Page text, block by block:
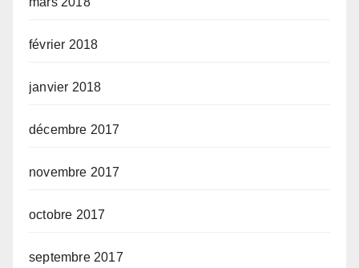
février 2018
janvier 2018
décembre 2017
novembre 2017
octobre 2017
septembre 2017